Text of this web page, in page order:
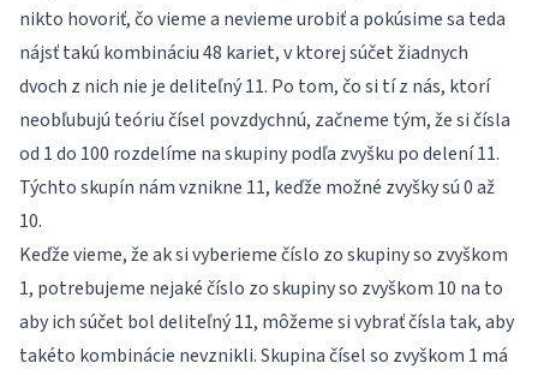
nikto hovoriť, čo vieme a nevieme urobiť a pokúsime sa teda
nájsť takú kombináciu 48 kariet, v ktorej súčet žiadnych
dvoch z nich nie je deliteľný 11. Po tom, čo si tí z nás, ktorí
neobľubujú teóriu čísel povzdychnú, začneme tým, že si čísla
od 1 do 100 rozdelíme na skupiny podľa zvyšku po delení 11.
Týchto skupín nám vznikne 11, keďže možné zvyšky sú 0 až
10.
Keďže vieme, že ak si vyberieme číslo zo skupiny so zvyškom
1, potrebujeme nejaké číslo zo skupiny so zvyškom 10 na to
aby ich súčet bol deliteľný 11, môžeme si vybrať čísla tak, aby
takéto kombinácie nevznikli. Skupina čísel so zvyškom 1 má